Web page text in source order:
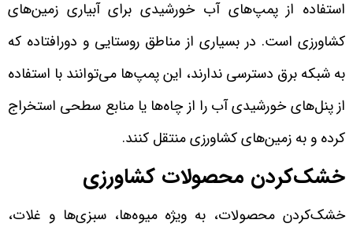
استفاده از پمپ‌های آب خورشیدی برای آبیاری زمین‌های
کشاورزی است. در بسیاری از مناطق روستایی و دورافتاده که
به شبکه برق دسترسی ندارند، این پمپ‌ها می‌توانند با استفاده
از پنل‌های خورشیدی آب را از چاه‌ها یا منابع سطحی استخراج
کرده و به زمین‌های کشاورزی منتقل کنند.
خشک‌کردن محصولات کشاورزی
خشک‌کردن محصولات، به ویژه میوه‌ها، سبزی‌ها و غلات،